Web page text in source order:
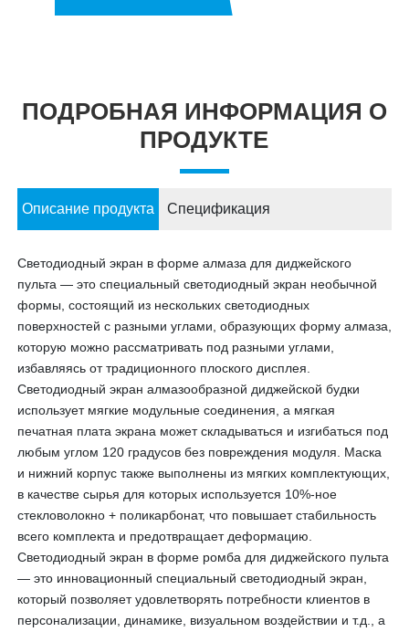
ПОДРОБНАЯ ИНФОРМАЦИЯ О
ПРОДУКТЕ
Описание продукта Спецификация
Светодиодный экран в форме алмаза для диджейского
пульта — это специальный светодиодный экран необычной
формы, состоящий из нескольких светодиодных
поверхностей с разными углами, образующих форму алмаза,
которую можно рассматривать под разными углами,
избавляясь от традиционного плоского дисплея.
Светодиодный экран алмазообразной диджейской будки
использует мягкие модульные соединения, а мягкая
печатная плата экрана может складываться и изгибаться под
любым углом 120 градусов без повреждения модуля. Маска
и нижний корпус также выполнены из мягких комплектующих,
в качестве сырья для которых используется 10%-ное
стекловолокно + поликарбонат, что повышает стабильность
всего комплекта и предотвращает деформацию.
Светодиодный экран в форме ромба для диджейского пульта
— это инновационный специальный светодиодный экран,
который позволяет удовлетворять потребности клиентов в
персонализации, динамике, визуальном воздействии и т.д., а